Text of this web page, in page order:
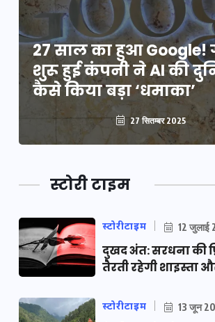
27 साल का हुआ Google!
शुरू हुई कंपनी ने AI की
कैसे किया बड़ा ‘धमाका’
27 सितम्बर 2025
स्टोरी टाइम
स्टोरीटाइम 12 जुलाई
दुखद अंत: सरधना की
तैरती रहेगी शाइस्ता
स्टोरीटाइम 13 जून